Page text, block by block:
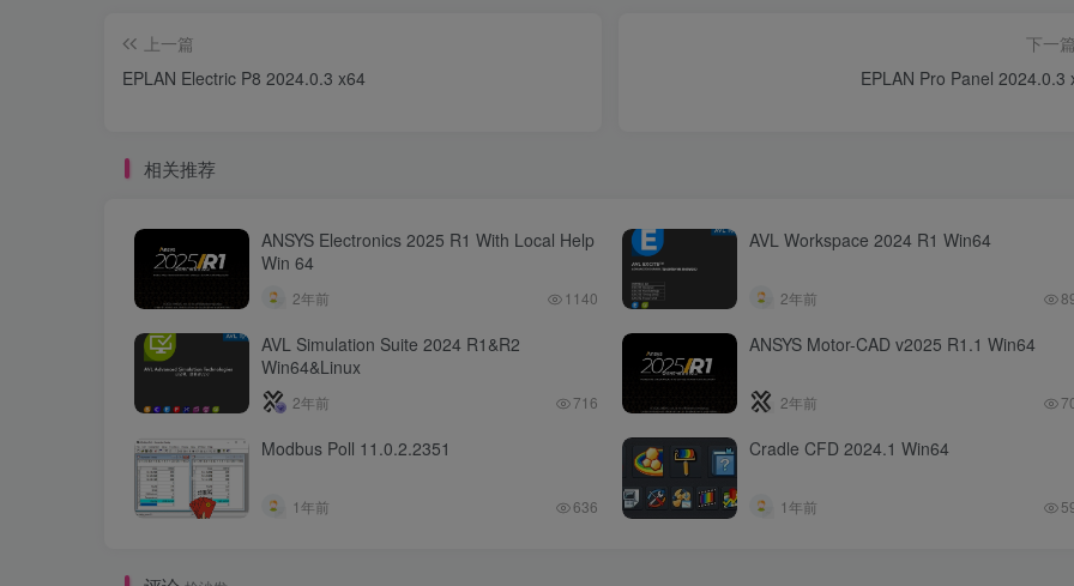
上一篇
EPLAN Electric P8 2024.0.3 x64
下一
EPLAN Pro Panel 2024.0.3
相关推荐
ANSYS Electronics 2025 R1 With Local Help
Win 64
2年前 1140
AVL Workspace 2024 R1 Win64
2年前
AVL Simulation Suite 2024 R1&R2
Win64&Linux
2年前 716
ANSYS Motor-CAD v2025 R1.1 Win64
2年前
Modbus Poll 11.0.2.2351
1年前 636
Cradle CFD 2024.1 Win64
1年前